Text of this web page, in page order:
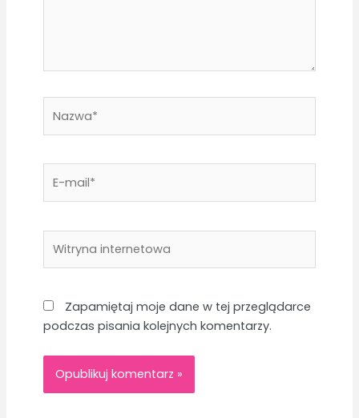
mail*
internetowa
Zapamiętaj moje dane w tej przeglądarce
podczas pisania kolejnych komentarzy.